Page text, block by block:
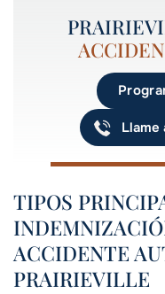
Llame
TIPOS
ACCIDENTE
PRAIRIEVILLE